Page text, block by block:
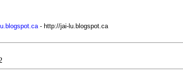
- http://jai-lu.blogspot.ca